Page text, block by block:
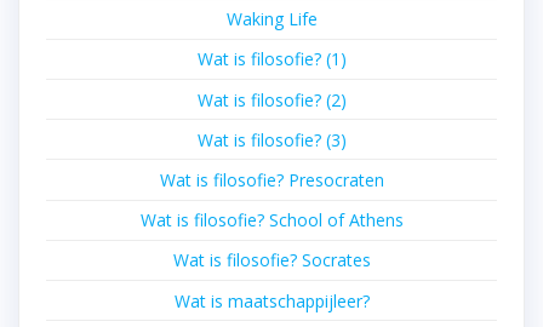
Waking Life
Wat is filosofie? (1)
Wat is filosofie? (2)
Wat is filosofie? (3)
Wat is filosofie? Presocraten
Wat is filosofie? School of Athens
Wat is filosofie? Socrates
Wat is maatschappijleer?